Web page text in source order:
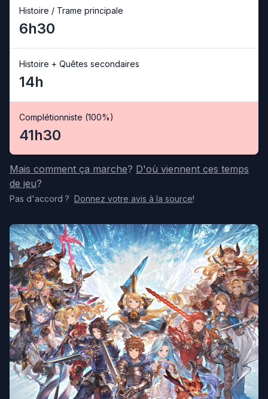
Histoire / Trame principale
6h30
Histoire + Quêtes secondaires
14h
Complétionniste (100%)
41h30
Mais comment ça marche? D'où viennent ces temps
de jeu?
Pas d'accord ? Donnez votre avis à la source!